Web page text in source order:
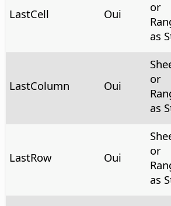
LastCell Oui
or
as
LastColumn Oui
or
as
LastRow Oui
or
as